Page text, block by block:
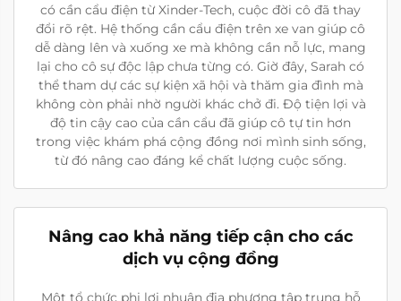
có cần cẩu điện từ Xinder-Tech, cuộc đời cô đã thay
đổi rõ rệt. Hệ thống cần cẩu điện trên xe van giúp cô
dễ dàng lên và xuống xe mà không cần nỗ lực, mang
lại cho cô sự độc lập chưa từng có. Giờ đây, Sarah có
thể tham dự các sự kiện xã hội và thăm gia đình mà
không còn phải nhờ người khác chở đi. Độ tiện lợi và
độ tin cậy cao của cần cẩu đã giúp cô tự tin hơn
trong việc khám phá cộng đồng nơi mình sinh sống,
từ đó nâng cao đáng kể chất lượng cuộc sống.
Nâng cao khả năng tiếp cận cho các
dịch vụ cộng đồng
Một tổ chức phi lợi nhuận địa phương tập trung hỗ